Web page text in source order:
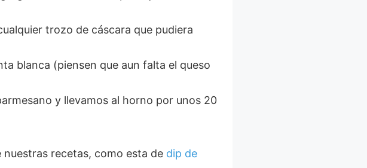
recetas, como esta de dip de